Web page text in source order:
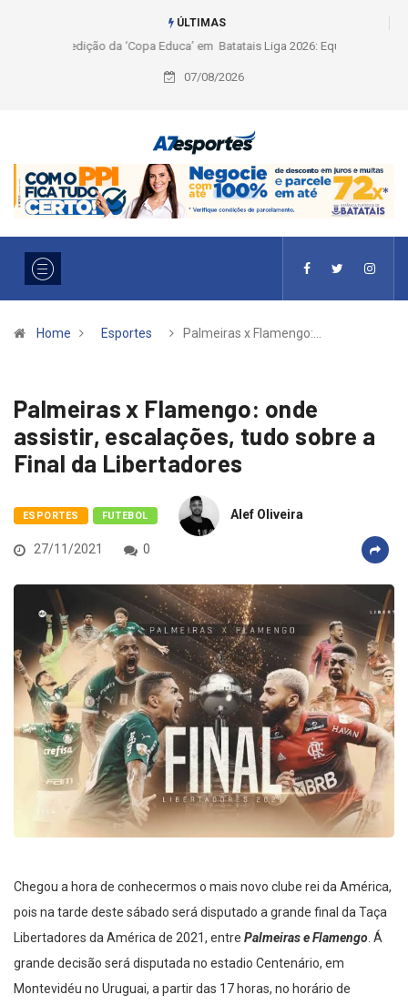
ÚLTIMAS
Liga 2026: Equipes rompem com a LABE na Série Ouro e entidade define
a 2° fase, times e formato
07/08/2026
Home Esportes Palmeiras x Flamengo:…
Palmeiras x Flamengo: onde
assistir, escalações, tudo sobre a
Final da Libertadores
ESPORTES FUTEBOL Alef Oliveira
27/11/2021 0
Chegou a hora de conhecermos o mais novo clube rei da América,
pois na tarde deste sábado será disputado a grande final da Taça
Libertadores da América de 2021, entre Palmeiras e Flamengo. Á
grande decisão será disputada no estadio Centenário, em
Montevidéu no Uruguai, a partir das 17 horas, no horário de